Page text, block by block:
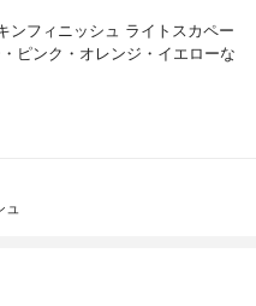
ンフィニッシュ ライトスカペー
ピンク・オレンジ・イエローな
ュ